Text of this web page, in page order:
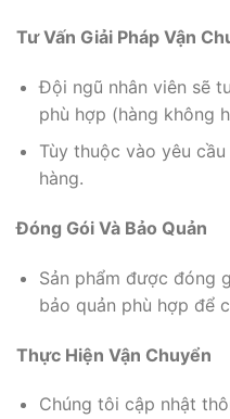
Tư Vấn Giải Pháp Vận
Đội ngũ nhân viên sẽ
phù hợp (hàng không
Tùy thuộc vào yêu
hàng.
Đóng Gói Và Bảo Quản
Sản phẩm được đóng
bảo quản phù hợp để
Thực Hiện Vận Chuyển
Chúng tôi cập nhật